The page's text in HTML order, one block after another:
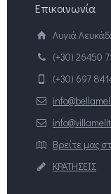
Επικοινωνία
Λυγιά
(+30) 26450
(+30) 697
Βρείτε μας
ΚΡΑΤΗΣΕΙΣ